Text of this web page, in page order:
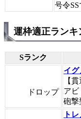
号令SS
運枠適正ランキ
Sランク
ドロップ
イグ
【
アビ
砲撃
ト